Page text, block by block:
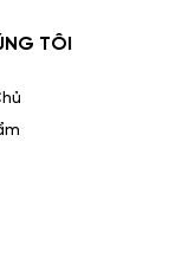
TÔI